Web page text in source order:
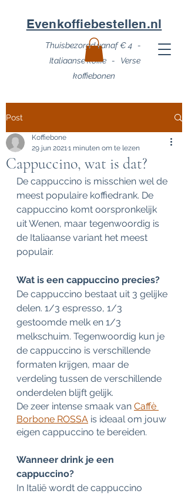
Evenkoffiebestellen.nl
Thuisbezorgd vanaf € 4 -
Italiaanse koffie - Verse
koffiebonen
Post
Cappuccino, wat is dat?
Koffiebone
29 jun 20211 minuten om te lezen
De cappuccino is misschien wel de
meest populaire koffiedrank. De
cappuccino komt oorspronkelijk
uit Wenen, maar tegenwoordig is
de Italiaanse variant het meest
populair.
Wat is een cappuccino precies?
De cappuccino bestaat uit 3 gelijke
delen. 1/3 espresso, 1/3
gestoomde melk en 1/3
melkschuim. Tegenwoordig kun je
de cappuccino is verschillende
formaten krijgen, maar de
verdeling tussen de verschillende
onderdelen blijft gelijk.
De zeer intense smaak van Caffè
Borbone ROSSA is ideaal om jouw
eigen cappuccino te bereiden.
Wanneer drink je een
cappuccino?
In Italië wordt de cappuccino